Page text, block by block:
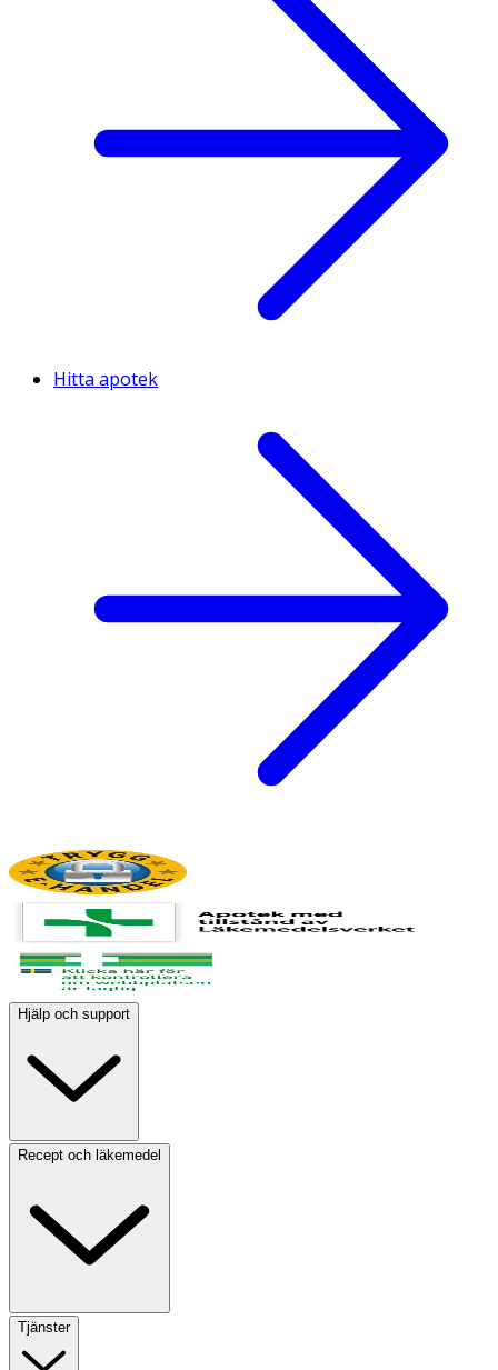
Hitta apotek
Hjälp och support
Recept och läkemedel
Tjänster